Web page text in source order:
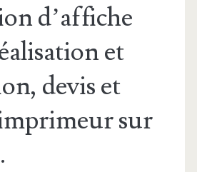
d’affiche
et
devis et
sur